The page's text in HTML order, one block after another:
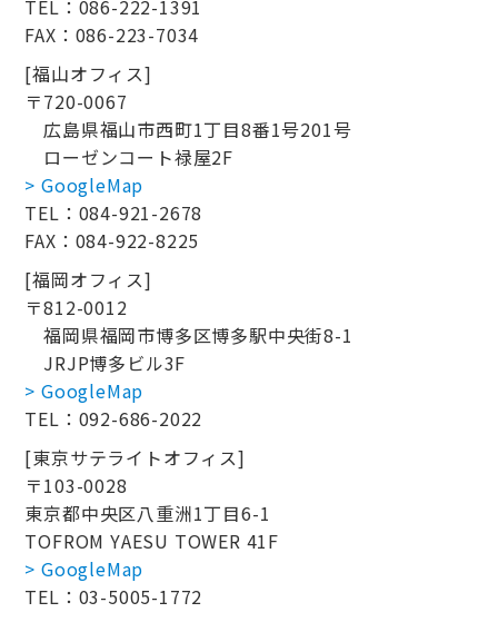
TEL：086-222-1391
FAX：086-223-7034
[福山オフィス]
〒720-0067
広島県福山市西町1丁目8番1号201号
ローゼンコート禄屋2F
> GoogleMap
TEL：084-921-2678
FAX：084-922-8225
[福岡オフィス]
〒812-0012
福岡県福岡市博多区博多駅中央街8-1
JRJP博多ビル3F
> GoogleMap
TEL：092-686-2022
[東京サテライトオフィス]
〒103-0028
東京都中央区八重洲1丁目6-1
TOFROM YAESU TOWER 41F
> GoogleMap
TEL：03-5005-1772